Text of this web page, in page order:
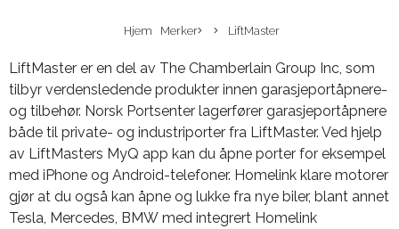
Hjem Merker LiftMaster
LiftMaster er en del av The Chamberlain Group Inc, som
tilbyr verdensledende produkter innen garasjeportåpnere-
og tilbehør. Norsk Portsenter lagerfører garasjeportåpnere
både til private- og industriporter fra LiftMaster. Ved hjelp
av LiftMasters MyQ app kan du åpne porter for eksempel
med iPhone og Android-telefoner. Homelink klare motorer
gjør at du også kan åpne og lukke fra nye biler, blant annet
Tesla, Mercedes, BMW med integrert Homelink